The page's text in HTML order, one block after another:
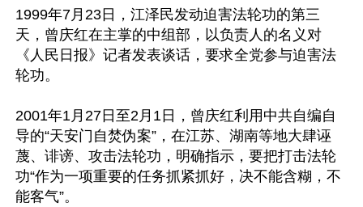
1999年7月23日，江泽民发动迫害法轮功的第三
天，曾庆红在主掌的中组部，以负责人的名义对
《人民日报》记者发表谈话，要求全党参与迫害法
轮功。
2001年1月27日至2月1日，曾庆红利用中共自编自
导的“天安门自焚伪案”，在江苏、湖南等地大肆诬
蔑、诽谤、攻击法轮功，明确指示，要把打击法轮
功“作为一项重要的任务抓紧抓好，决不能含糊，不
能客气”。